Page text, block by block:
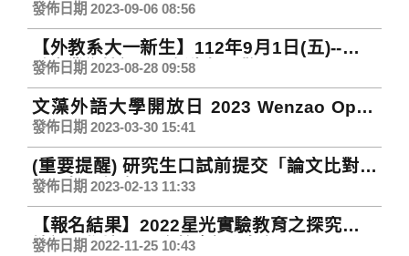
發佈日期 2023-09-06 08:56
【外教系大一新生】112年9月1日(五)--外教
系專業銜接課程暨新生相見歡
發佈日期 2023-08-28 09:58
文藻外語大學開放日 2023 Wenzao Open
House
發佈日期 2023-03-30 15:41
(重要提醒) 研究生口試前提交「論文比對結
果」相關規定
發佈日期 2023-02-13 11:33
【報名結果】2022星光實驗教育之探究教學
培訓工作坊(IB國際教育課程師訓)
發佈日期 2022-11-25 10:43